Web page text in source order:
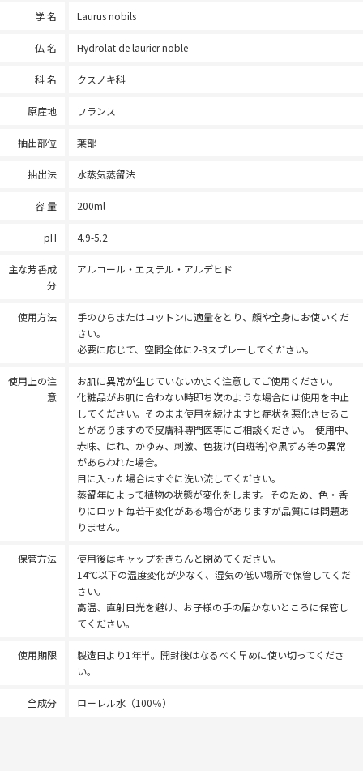
学 名 Laurus nobils
仏 名 Hydrolat de laurier noble
科 名 クスノキ科
原産地 フランス
抽出部位 葉部
抽出法 水蒸気蒸留法
容 量 200ml
pH 4.9-5.2
主な芳香成
分
アルコール・エステル・アルデヒド
使用方法
手のひらまたはコットンに適量をとり、顔や全身にお使いくだ
さい。
必要に応じて、空間全体に2-3スプレーしてください。
使用上の注
意
お肌に異常が生じていないかよく注意してご使用ください。
化粧品がお肌に合わない時即ち次のような場合には使用を中止
してください。そのまま使用を続けますと症状を悪化させるこ
とがありますので皮膚科専門医等にご相談ください。 使用中、
赤味、はれ、かゆみ、刺激、色抜け(白斑等)や黒ずみ等の異常
があらわれた場合。
目に入った場合はすぐに洗い流してください。
蒸留年によって植物の状態が変化をします。そのため、色・香
りにロット毎若干変化がある場合がありますが品質には問題あ
りません。
保管方法
使用後はキャップをきちんと閉めてください。
14℃以下の温度変化が少なく、湿気の低い場所で保管してくだ
さい。
高温、直射日光を避け、お子様の手の届かないところに保管し
てください。
使用期限
製造日より1年半。開封後はなるべく早めに使い切ってくださ
い。
全成分 ローレル水（100％）